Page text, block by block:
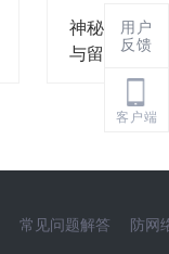
神秘嘉宾再
与留学生重
用户
反馈
客户端
常见问题解答 防网